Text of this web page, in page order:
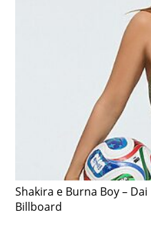
Shakira e Burna Boy –
Billboard